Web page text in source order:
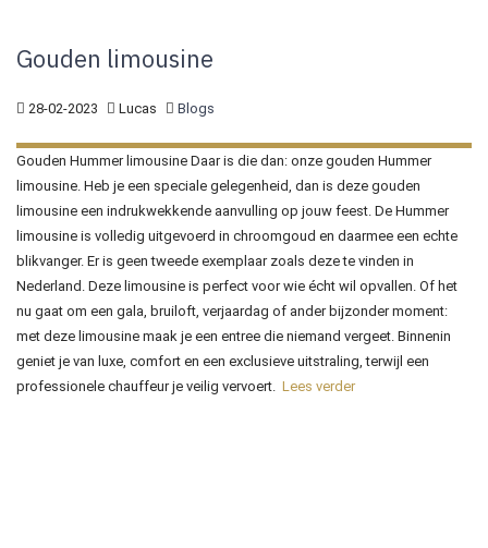
Gouden limousine
28-02-2023 Lucas Blogs
Gouden Hummer limousine Daar is die dan: onze gouden Hummer
limousine. Heb je een speciale gelegenheid, dan is deze gouden
limousine een indrukwekkende aanvulling op jouw feest. De Hummer
limousine is volledig uitgevoerd in chroomgoud en daarmee een echte
blikvanger. Er is geen tweede exemplaar zoals deze te vinden in
Nederland. Deze limousine is perfect voor wie écht wil opvallen. Of het
nu gaat om een gala, bruiloft, verjaardag of ander bijzonder moment:
met deze limousine maak je een entree die niemand vergeet. Binnenin
geniet je van luxe, comfort en een exclusieve uitstraling, terwijl een
professionele chauffeur je veilig vervoert. Lees verder